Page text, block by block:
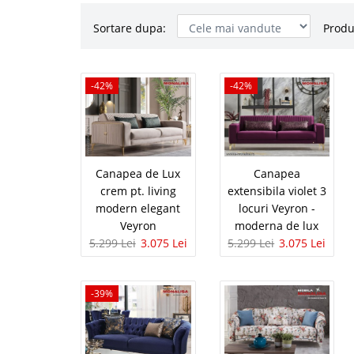
Sortare dupa:
-42%
Canapea
modern
Canapele de lux
⭐ design by Veyron
amenajare living pe
fotolii de lux Veyon
Veyron -
Canapele extensibile
Model special –
extensibila ce
-42%
Canapea de Lux
crem pt. living
modern elegant
Veyron
5.299 Lei 3.075 Lei
-42%
Canapea
extensibila violet 3
locuri Veyron -
moderna de lux
5.299 Lei 3.075 Lei
-39%